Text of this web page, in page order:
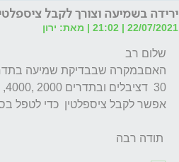
ירידה בשמיעה וצורך לקבל
22/07/2021 | 21:02 | מאת: ירון